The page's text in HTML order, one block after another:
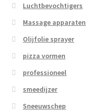
Luchtbevochtigers
Massage apparaten
Olijfolie sprayer
pizza vormen
professioneel
smeedijzer
Sneeuwschep